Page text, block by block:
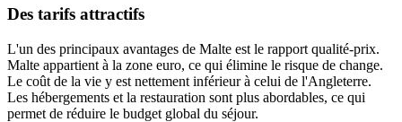
Des tarifs attractifs
L'un des principaux avantages de Malte est le rapport qualité-prix.
Malte appartient à la zone euro, ce qui élimine le risque de change.
Le coût de la vie y est nettement inférieur à celui de l'Angleterre.
Les hébergements et la restauration sont plus abordables, ce qui
permet de réduire le budget global du séjour.